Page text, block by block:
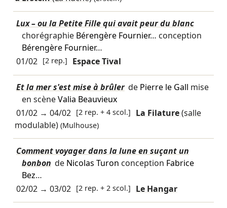
Lux – ou la Petite Fille qui avait peur du blanc
chorégraphie Bérengère Fournier… conception
Bérengère Fournier…
01/02 [2 rep.] Espace Tival
Et la mer s'est mise à brûler de Pierre le Gall mise
en scèneValia Beauvieux
01/02→ 04/02 [2 rep. + 4 scol.] La Filature(salle
modulable) (Mulhouse)
Comment voyager dans la lune en suçant un
bonbon de Nicolas Turon conception Fabrice
Bez…
02/02→ 03/02 [2 rep. + 2 scol.] Le Hangar